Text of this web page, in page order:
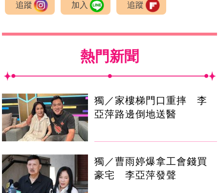
追蹤 加入 追蹤
熱門新聞
獨／家樓梯門口重摔 李
亞萍路邊倒地送醫
獨／曹雨婷爆拿工會錢買
豪宅 李亞萍發聲